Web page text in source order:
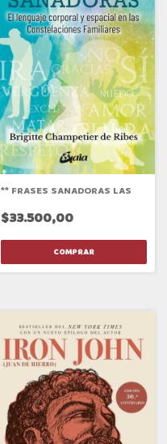
** FRASES SANADORAS LAS
$33.500,00